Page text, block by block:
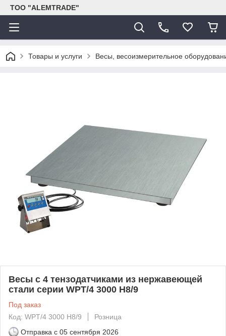
ТОО "ALEMTRADE"
Товары и услуги Весы, весоизмерительное
Весы с 4 тензодатчиками из нержавеющей
стали серии WPT/4 3000 H8/9
Под заказ
Код: WPT/4 3000 H8/9
Розница
Отправка с 05 сентября 2026